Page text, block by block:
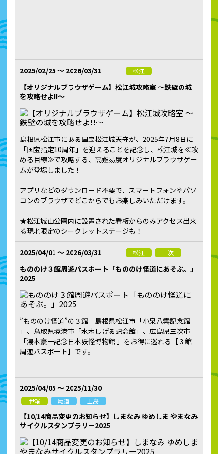
2025/02/25 ～ 2026/03/31 松江
【オリジナルブラウザゲーム】松江城攻略室 ～鉄壁の城
を攻略せよ!!～
島根県松江市にある国宝松江城天守が、2025年7月8日に
「国宝指定10周年」を迎えることを記念し、松江城を≪攻
める目線≫で攻略する、高難易度オリジナルブラウザゲー
ムが登場しました！
アプリなどのダウンロード不要で、スマートフォンやパソ
コンのブラウザでどこからでもお楽しみいただけます。
★松江城山公園内に設置された看板からのみアクセス出来
る現地限定のシークレットステージも！
2025/04/01 ～ 2026/03/31 松江 三次
もののけ３館周遊パスポート「もののけ怪道にあそぶ。」
2025
”もののけ怪道”の３館－島根県松江市「小泉八雲記念館
」、鳥取県境港市「水木しげる記念館」、広島県三次市
「湯本豪一記念日本妖怪博物館 」をお得に巡れる【３館
周遊パスポート】です。
2025/04/05 ～ 2025/11/30
世羅 尾道 上島
【10/14商品変更のお知らせ】しまなみ ゆめしま やまなみ
サイクルスタンプラリー2025